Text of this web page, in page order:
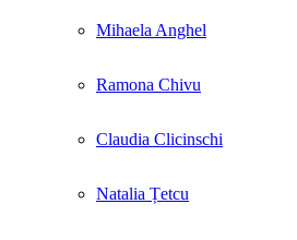
Mihaela Anghel
Ramona Chivu
Claudia Clicinschi
Natalia Țetcu